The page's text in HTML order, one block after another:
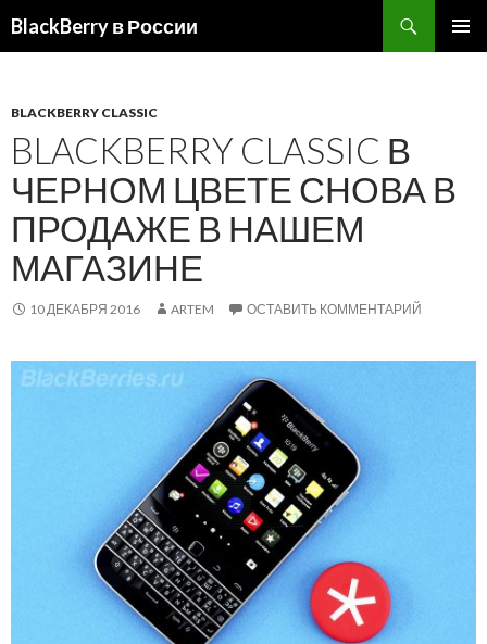
BlackBerry в России
BLACKBERRY CLASSIC
BLACKBERRY CLASSIC В
ЧЕРНОМ ЦВЕТЕ СНОВА В
ПРОДАЖЕ В НАШЕМ
МАГАЗИНЕ
10 ДЕКАБРЯ 2016 ARTEM ОСТАВИТЬ КОММЕНТАРИЙ